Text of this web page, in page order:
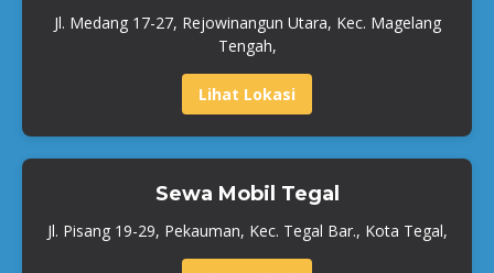
Jl. Medang 17-27, Rejowinangun Utara, Kec. Magelang
Tengah,
Lihat Lokasi
Sewa Mobil Tegal
Jl. Pisang 19-29, Pekauman, Kec. Tegal Bar., Kota Tegal,